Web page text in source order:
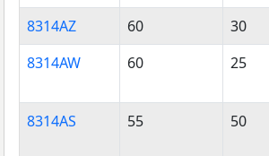
8314AZ
60 30
8314AW
60 25
8314AS 55 50